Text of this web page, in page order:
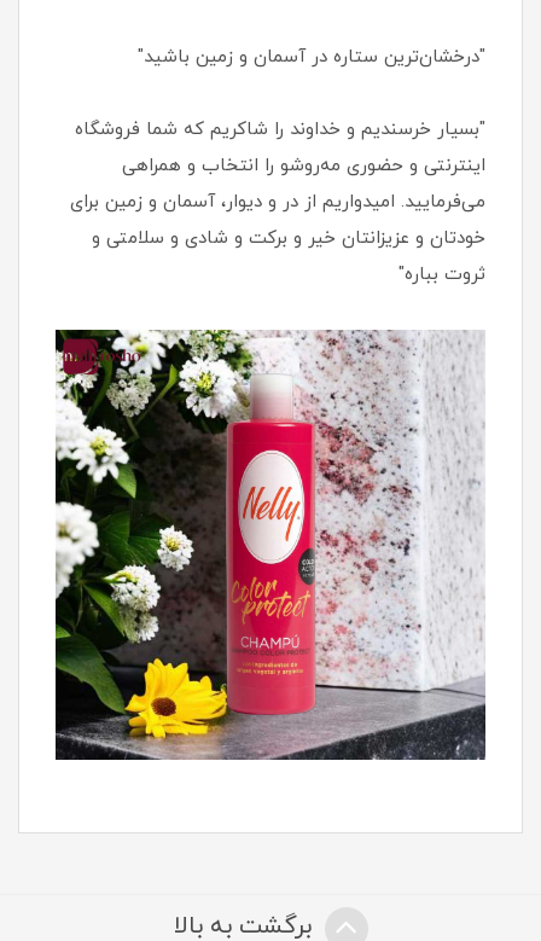
"درخشان‌ترین ستاره در آسمان و زمین باشید"
"بسیار خرسندیم و خداوند را شاکریم که شما فروشگاه
اینترنتی و حضوری مه‌روشو را انتخاب و همراهی
می‌فرمایید. امیدواریم از در و دیوار، آسمان و زمین برای
خودتان و عزیزانتان خیر و برکت و شادی و سلامتی و
ثروت بباره"
برگشت به بالا